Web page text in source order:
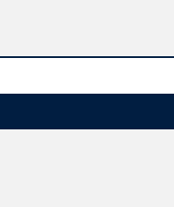
the humanities? Rens Bod
and the humanities (allegedly